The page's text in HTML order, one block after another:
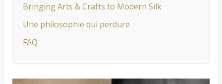
Bringing Arts & Crafts to Modern Silk
Une philosophie qui perdure
FAQ